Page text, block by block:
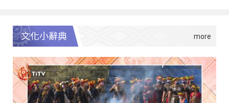
文化小辭典